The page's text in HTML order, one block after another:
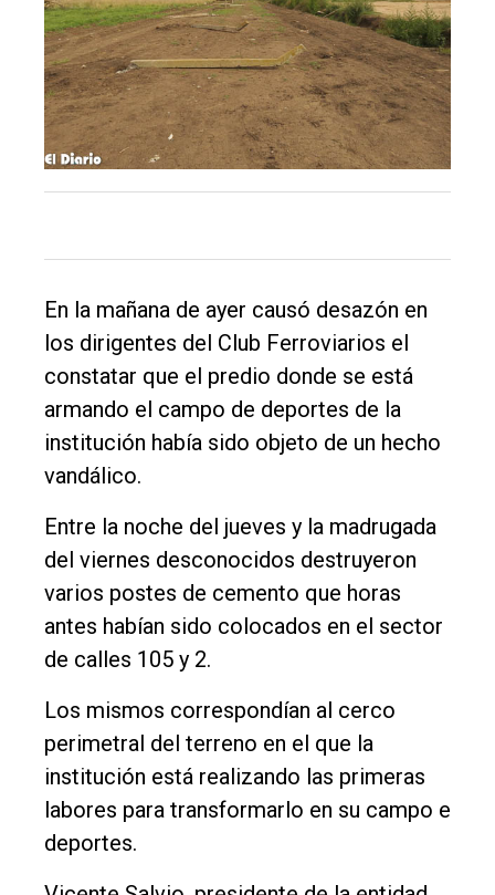
Int.
General
Política
Cultura
Deportes
Fúnebres
Edición
Empresa
Nosotros
Contacto
En la mañana de ayer causó desazón en
los dirigentes del Club Ferroviarios el
constatar que el predio donde se está
armando el campo de deportes de la
institución había sido objeto de un hecho
vandálico.
Entre la noche del jueves y la madrugada
del viernes desconocidos destruyeron
varios postes de cemento que horas
antes habían sido colocados en el sector
de calles 105 y 2.
Los mismos correspondían al cerco
perimetral del terreno en el que la
institución está realizando las primeras
labores para transformarlo en su campo e
deportes.